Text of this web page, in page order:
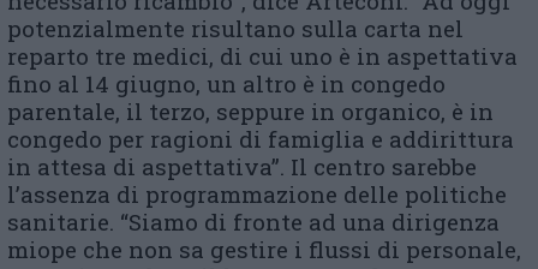
potenzialmente risultano sulla carta nel
reparto tre medici, di cui uno è in aspettativa
fino al 14 giugno, un altro è in congedo
parentale, il terzo, seppure in organico, è in
congedo per ragioni di famiglia e addirittura
in attesa di aspettativa”. Il centro sarebbe
l’assenza di programmazione delle politiche
sanitarie. “Siamo di fronte ad una dirigenza
miope che non sa gestire i flussi di personale,